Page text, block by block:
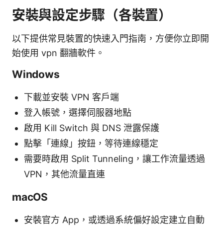
安裝與設定步驟（各裝置）
以下提供常見裝置的快速入門指南，方便你立即開
始使用 vpn 翻牆軟件。
Windows
下載並安裝 VPN 客戶端
登入帳號，選擇伺服器地點
啟用 Kill Switch 與 DNS 泄露保護
點擊「連線」按鈕，等待連線穩定
需要時啟用 Split Tunneling，讓工作流量透過
VPN，其他流量直連
macOS
安裝官方 App，或透過系統偏好設定建立自動